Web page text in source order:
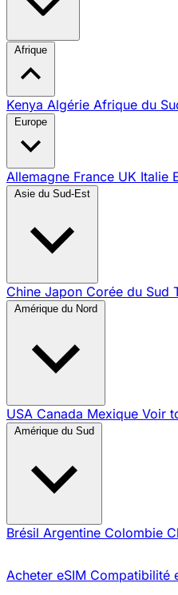
Afrique
Kenya Algérie Afrique du
Europe
Allemagne France UK Italie
Asie du Sud-Est
Chine Japon Corée du Sud
Amérique du Nord
USA Canada Mexique Voir
Amérique du Sud
Brésil Argentine Colombie
Acheter eSIM Compatibilité